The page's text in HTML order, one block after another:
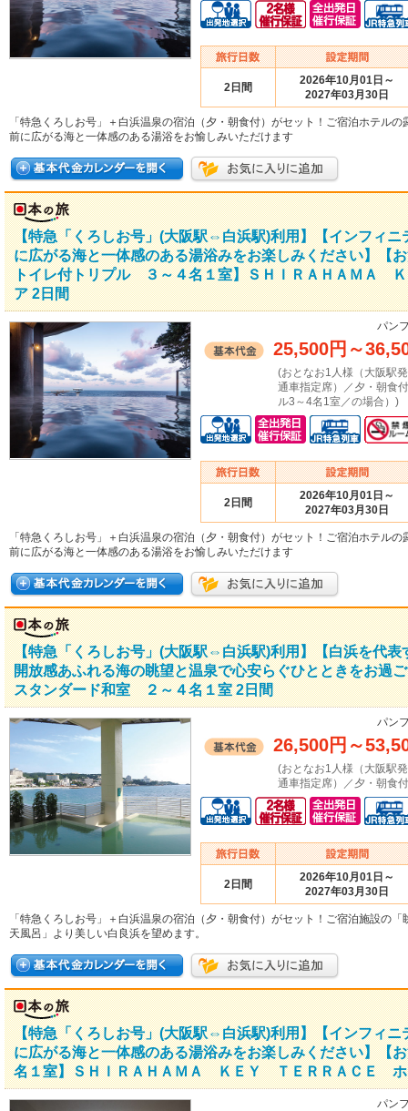
2日間
2026年10月01日～
2027年03月30日
「特急くろしお号」＋白浜温泉の宿泊（夕・朝食付）がセット！ご宿泊ホテルの
前に広がる海と一体感のある湯浴をお愉しみいただけます
【特急「くろしお号」(大阪駅⇔白浜駅)利用】【インフィニ
に広がる海と一体感のある湯浴みをお楽しみください】【
トイレ付トリプル ３～４名１室】ＳＨＩＲＡＨＡＭＡ
ア 2日間
パン
25,500円 ～
(おとなお1人様（大阪駅
通車指定席）／夕・朝食
ル3～4名1室／の場合）)
2日間
2026年10月01日～
2027年03月30日
「特急くろしお号」＋白浜温泉の宿泊（夕・朝食付）がセット！ご宿泊ホテルの
前に広がる海と一体感のある湯浴をお愉しみいただけます
【特急「くろしお号」(大阪駅⇔白浜駅)利用】【白浜を代表
開放感あふれる海の眺望と温泉で心安らぐひとときをお
スタンダード和室 ２～４名１室 2日間
パン
26,500円 ～
(おとなお1人様（大阪駅
通車指定席）／夕・朝食
2日間
2026年10月01日～
2027年03月30日
「特急くろしお号」＋白浜温泉の宿泊（夕・朝食付）がセット！ご宿泊施設の「
天風呂」より美しい白良浜を望めます。
【特急「くろしお号」(大阪駅⇔白浜駅)利用】【インフィニ
に広がる海と一体感のある湯浴みをお楽しみください】
名１室】ＳＨＩＲＡＨＡＭＡ ＫＥＹ ＴＥＲＲＡＣＥ ホ
パン